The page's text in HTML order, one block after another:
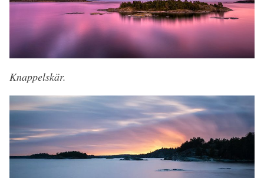
Knappelskär.